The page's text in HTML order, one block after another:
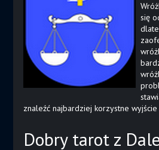
się
znaleźć najbardziej korzystne
Dobry tarot z